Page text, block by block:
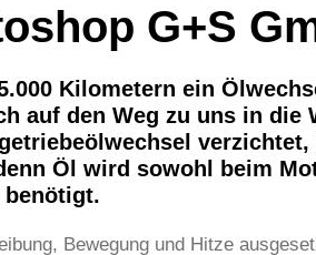
G+S
Kilometern ein
auf den Weg zu uns in
Öl wird sowohl beim
benötigt.
Bewegung und Hitze